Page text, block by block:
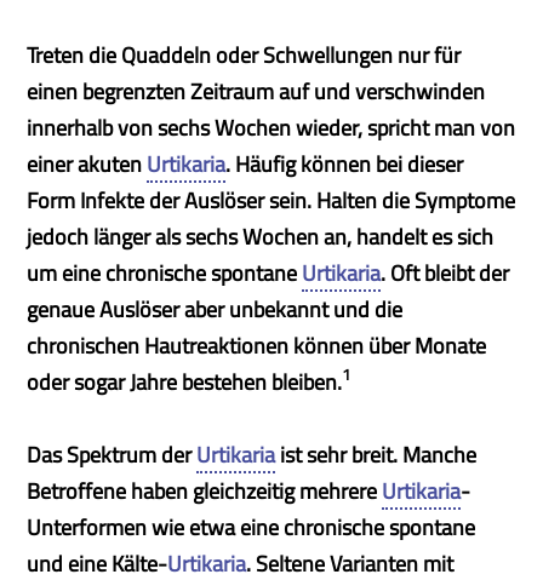
Treten die Quaddeln oder Schwellungen nur für
einen begrenzten Zeitraum auf und verschwinden
innerhalb von sechs Wochen wieder, spricht man von
einer akutenUrtikaria. Häufig können bei dieser
Form Infekte der Auslöser sein. Halten die Symptome
jedoch länger als sechs Wochen an, handelt es sich
um eine chronische spontaneUrtikaria. Oft bleibt der
genaue Auslöser aber unbekannt und die
chronischen Hautreaktionen können über Monate
oder sogar Jahre bestehen bleiben.1
Das Spektrum derUrtikariaist sehr breit. Manche
Betroffene haben gleichzeitig mehrereUrtikaria-
Unterformen wie etwa eine chronische spontane
und eine Kälte-Urtikaria. Seltene Varianten mit